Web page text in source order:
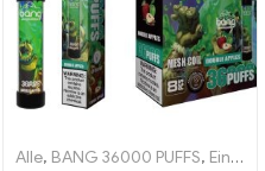
,Einweg-E-
Alle, BANG 36000 PUFFS, Einweg E-Zigaretten